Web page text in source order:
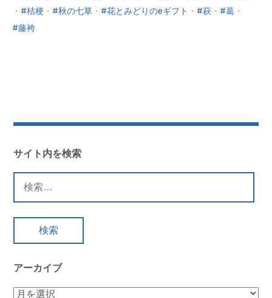
・
桔梗 ・ 秋の七草 ・ 花とみどりのeギフト ・ 萩 ・ 葛 ・
藤袴
サイト内を検索
索:
アーカイブ
ア